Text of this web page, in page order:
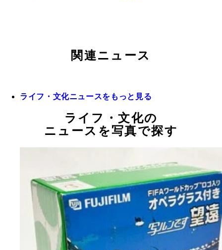
関連ニュース
ライフ・文化ニュースをもっと見る
ライフ・文化の
ニュースを写真で探す